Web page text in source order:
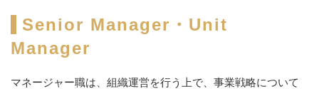
Senior Manager・Unit
Manager
マネージャー職は、組織運営を行う上で、事業戦略について